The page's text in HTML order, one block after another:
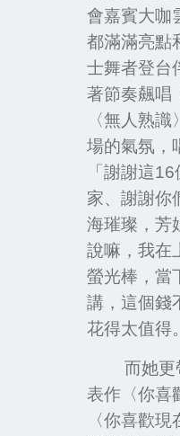
會嘉賓大咖
都滿滿亮點
士舞者登台
著節奏飆唱
〈無人熟
場的氣氛，
「謝謝這16
家、謝謝你
海璀璨，芳
說嘛，我在
螢光棒，當
講，這個錢
花得太值得。
而她更
表作〈你喜
〈你喜歡